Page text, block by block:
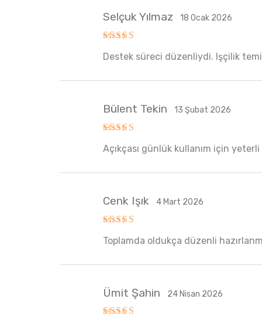
5oy aldı
Selçuk Yılmaz 18 Ocak 2026
Destek süreci düzenliydi. Işçilik
5oy aldı
Bülent Tekin 13 Şubat 2026
Açıkçası günlük kullanım için
5oy aldı
Cenk Işık 4 Mart 2026
Toplamda oldukça düzenli
Ümit Şahin 24 Nisan 2026